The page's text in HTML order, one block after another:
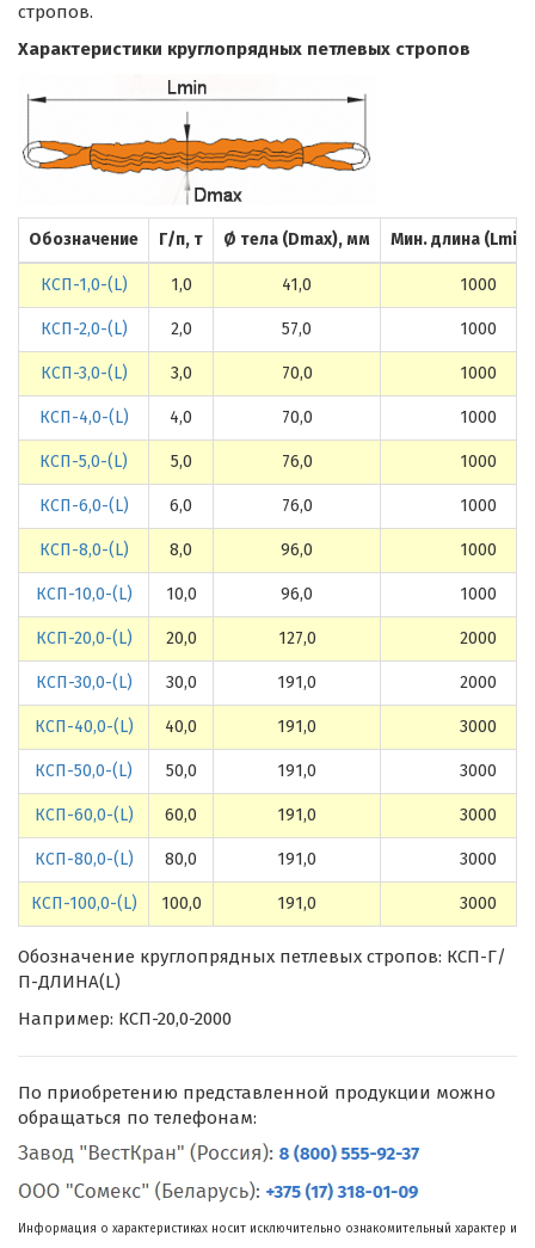
стропов.
Характеристики круглопрядных петлевых стропов
Обозначение Г/п, т Ø тела (Dmax), мм Мин. длина
КСП-1,0-(L) 1,0 41,0 1000
КСП-2,0-(L) 2,0 57,0 1000
КСП-3,0-(L) 3,0 70,0 1000
КСП-4,0-(L) 4,0 70,0 1000
КСП-5,0-(L) 5,0 76,0 1000
КСП-6,0-(L) 6,0 76,0 1000
КСП-8,0-(L) 8,0 96,0 1000
КСП-10,0-(L) 10,0 96,0 1000
КСП-20,0-(L) 20,0 127,0 2000
КСП-30,0-(L) 30,0 191,0 2000
КСП-40,0-(L) 40,0 191,0 3000
КСП-50,0-(L) 50,0 191,0 3000
КСП-60,0-(L) 60,0 191,0 3000
КСП-80,0-(L) 80,0 191,0 3000
КСП-100,0-(L) 100,0 191,0 3000
Обозначение круглопрядных петлевых стропов: КСП-Г/
П-ДЛИНА(L)
Например: КСП-20,0-2000
По приобретению представленной продукции можно
обращаться по телефонам:
Информация о характеристиках носит исключительно ознакомительный характер и